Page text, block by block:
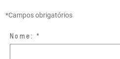
*Campos obrigatórios
Nome: